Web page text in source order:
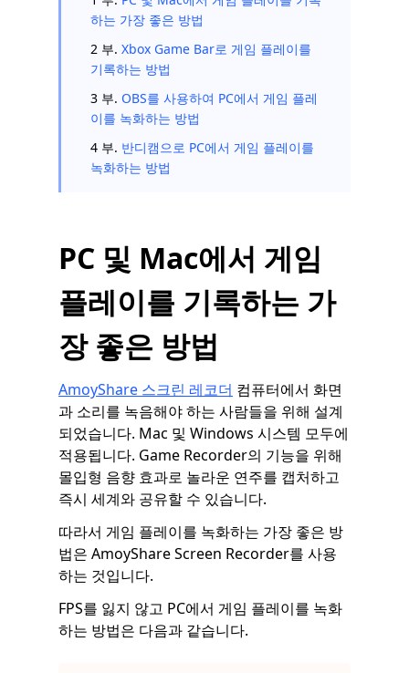
하는 가장 좋은 방법
2 부. Xbox Game Bar로 게임 플레이를
기록하는 방법
3 부. OBS를 사용하여 PC에서 게임 플레
이를 녹화하는 방법
4 부. 반디캠으로 PC에서 게임 플레이를
녹화하는 방법
PC 및 Mac에서 게임
플레이를 기록하는 가
장 좋은 방법
AmoyShare 스크린 레코더 컴퓨터에서 화면
과 소리를 녹음해야 하는 사람들을 위해 설계
되었습니다. Mac 및 Windows 시스템 모두에
적용됩니다. Game Recorder의 기능을 위해
몰입형 음향 효과로 놀라운 연주를 캡처하고
즉시 세계와 공유할 수 있습니다.
따라서 게임 플레이를 녹화하는 가장 좋은 방
법은 AmoyShare Screen Recorder를 사용
하는 것입니다.
FPS를 잃지 않고 PC에서 게임 플레이를 녹화
하는 방법은 다음과 같습니다.